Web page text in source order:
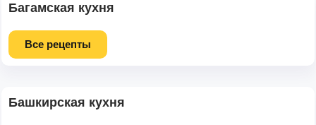
Багамская кухня
Все рецепты
Башкирская кухня